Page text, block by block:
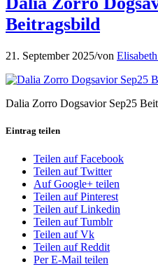
Beitragsbild
21. September 2025/von
Dalia Zorro Dogsavior Sep25
Eintrag teilen
Teilen auf Facebook
Teilen auf Twitter
Auf Google+ teilen
Teilen auf Pinterest
Teilen auf Linkedin
Teilen auf Tumblr
Teilen auf Vk
Teilen auf Reddit
Per E-Mail teilen